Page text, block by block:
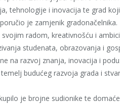
tehnologije i inovacija te grad
je zamjenik gradonačelnika.
radom, kreativnošću i
studenata, obrazovanja i
na razvoj znanja, inovacija i
budućeg razvoja grada i
je brojne sudionike te